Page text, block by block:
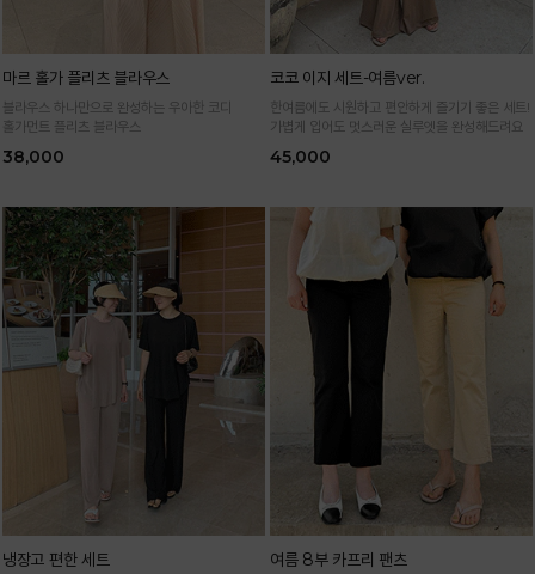
마르 홀가 플리츠 블라우스
블라우스 하나만으로 완성하는 우아한 코디
홀가먼트 플리츠 블라우스
38,000
코코 이지 세트-여름ver.
한여름에도 시원하고 편안하게 즐기기 좋은 세트!
가볍게 입어도 멋스러운 실루엣을 완성해드려요
45,000
냉장고 편한 세트 여름 8부 카프리 팬츠